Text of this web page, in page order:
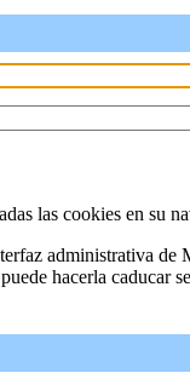
las cookies en su
administrativa
hacerla caducar